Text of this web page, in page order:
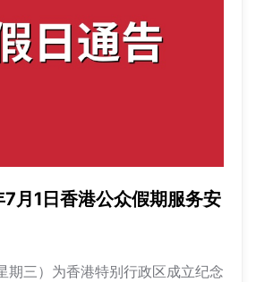
月1日香港公众假期服务安
期三）为香港特别行政区成立纪念